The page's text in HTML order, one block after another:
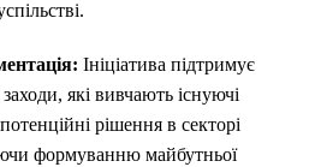
Ініціатива підтримує
які вивчають існуючі
рішення в секторі
формуванню майбутньої